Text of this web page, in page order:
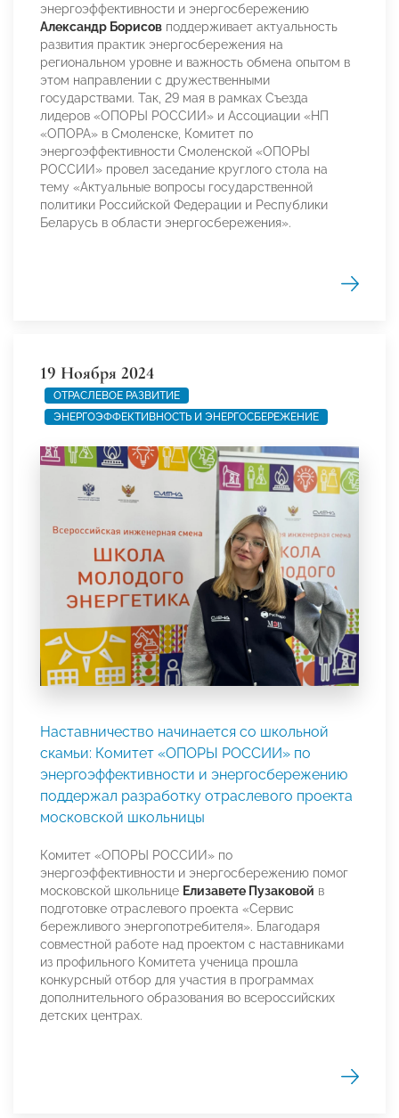
энергоэффективности и энергосбережению
Александр Борисов поддерживает актуальность
развития практик энергосбережения на
региональном уровне и важность обмена опытом в
этом направлении с дружественными
государствами. Так, 29 мая в рамках Съезда
лидеров «ОПОРЫ РОССИИ» и Ассоциации «НП
«ОПОРА» в Смоленске, Комитет по
энергоэффективности Смоленской «ОПОРЫ
РОССИИ» провел заседание круглого стола на
тему «Актуальные вопросы государственной
политики Российской Федерации и Республики
Беларусь в области энергосбережения».
19 Ноября 2024
ОТРАСЛЕВОЕ РАЗВИТИЕ
ЭНЕРГОЭФФЕКТИВНОСТЬ И ЭНЕРГОСБЕРЕЖЕНИЕ
Наставничество начинается со школьной
скамьи: Комитет «ОПОРЫ РОССИИ» по
энергоэффективности и энергосбережению
поддержал разработку отраслевого проекта
московской школьницы
Комитет «ОПОРЫ РОССИИ» по
энергоэффективности и энергосбережению помог
московской школьнице Елизавете Пузаковой в
подготовке отраслевого проекта «Сервис
бережливого энергопотребителя». Благодаря
совместной работе над проектом с наставниками
из профильного Комитета ученица прошла
конкурсный отбор для участия в программах
дополнительного образования во всероссийских
детских центрах.